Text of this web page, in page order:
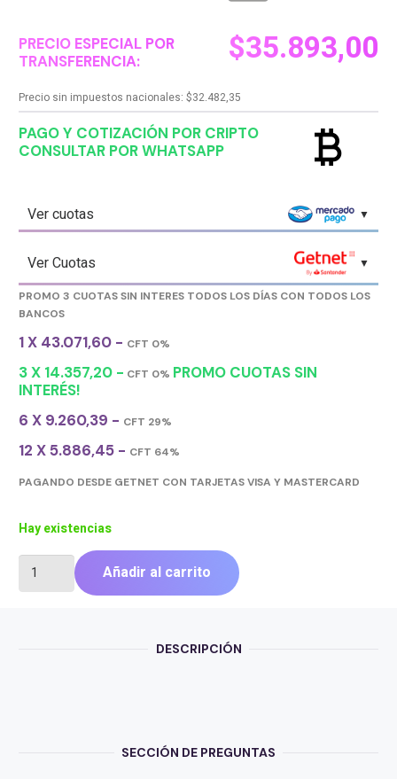
PRECIO ESPECIAL POR
TRANSFERENCIA:
$35.893,00
Precio sin impuestos nacionales: $32.482,35
PAGO Y COTIZACIÓN POR CRIPTO
CONSULTAR POR WHATSAPP
currency_bitcoin
Ver cuotas
Ver Cuotas
PROMO 3 CUOTAS SIN INTERES TODOS LOS DÍAS CON TODOS LOS
BANCOS
1 X 43.071,60 - CFT 0%
3 X 14.357,20 - CFT 0% PROMO CUOTAS SIN
INTERÉS!
6 X 9.260,39 - CFT 29%
12 X 5.886,45 - CFT 64%
PAGANDO DESDE GETNET CON TARJETAS VISA Y MASTERCARD
Hay existencias
DRIVE
NETAC
Añadir al carrito
DESCRIPCIÓN
SECCIÓN DE PREGUNTAS